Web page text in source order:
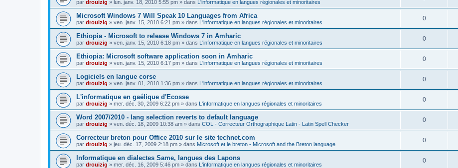
par drouizig » lun. janv. 18, 2010 5:55 pm » dans L'informatique en langues régionales et minoritaires
Microsoft Windows 7 Will Speak 10 Languages from Africa
par drouizig » ven. janv. 15, 2010 6:21 pm » dans L'informatique en langues régionales et minoritaires
0
Ethiopia - Microsoft to release Windows 7 in Amharic
par drouizig » ven. janv. 15, 2010 6:18 pm » dans L'informatique en langues régionales et minoritaires
0
Ethiopia: Microsoft software application soon in Amharic
par drouizig » ven. janv. 15, 2010 6:17 pm » dans L'informatique en langues régionales et minoritaires
0
Logiciels en langue corse
par drouizig » ven. janv. 01, 2010 1:36 pm » dans L'informatique en langues régionales et minoritaires
0
L'informatique en gaélique d'Ecosse
par drouizig » mer. déc. 30, 2009 6:22 pm » dans L'informatique en langues régionales et minoritaires
0
Word 2007/2010 - lang selection reverts to default language
par drouizig » ven. déc. 18, 2009 10:38 am » dans COL - Correcteur Orthographique Latin - Latin Spell Checker
0
Correcteur breton pour Office 2010 sur le site technet.com
par drouizig » jeu. déc. 17, 2009 2:18 pm » dans Microsoft et le breton - Microsoft and the Breton language
0
Informatique en dialectes Same, langues des Lapons
par drouizig » mer. déc. 16, 2009 5:46 pm » dans L'informatique en langues régionales et minoritaires
0